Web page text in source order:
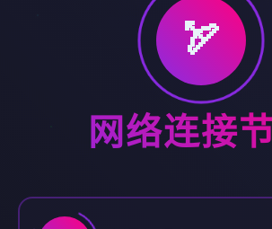
🏹
网络连接